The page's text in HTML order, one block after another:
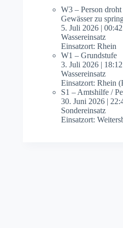
W3 – Person
Gewässer zu
5. Juli 2026 |00:42
Wassereinsatz
Einsatzort: Rhein
W1 – Grundstufe
3. Juli 2026 | 18:12
Wassereinsatz
Einsatzort: Rhein
S1 – Amtshilfe /
30. Juni 2026 |
Sondereinsatz
Einsatzort: